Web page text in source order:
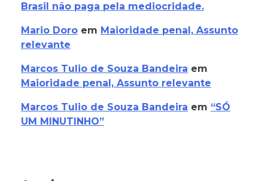
Brasil não paga pela mediocridade.
Mario Doro em Maioridade penal, Assunto
relevante
Marcos Tulio de Souza Bandeira em
Maioridade penal, Assunto relevante
Marcos Tulio de Souza Bandeira em “SÓ
UM MINUTINHO”